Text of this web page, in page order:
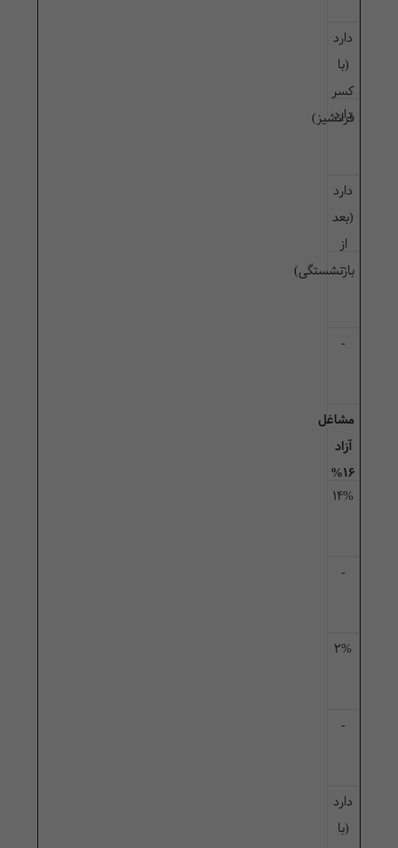
دارد
(با
کسر
فرانشیز)
دارد
دارد
(بعد
از
بازنشستگی)
-
-
مشاغل
آزاد
16%
14%
-
2%
-
دارد
(با